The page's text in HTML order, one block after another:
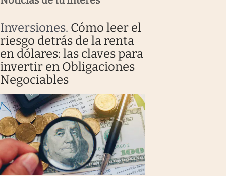
Inversiones. Cómo leer el
riesgo detrás de la renta
en dólares: las claves para
invertir en Obligaciones
Negociables